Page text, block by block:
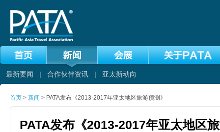
最新要闻 | 合作伙伴资讯 | 亚太新动向
首页 > 新闻 > PATA发布《2013-2017年亚太地区旅游预测》
PATA发布《2013-2017年亚太地区